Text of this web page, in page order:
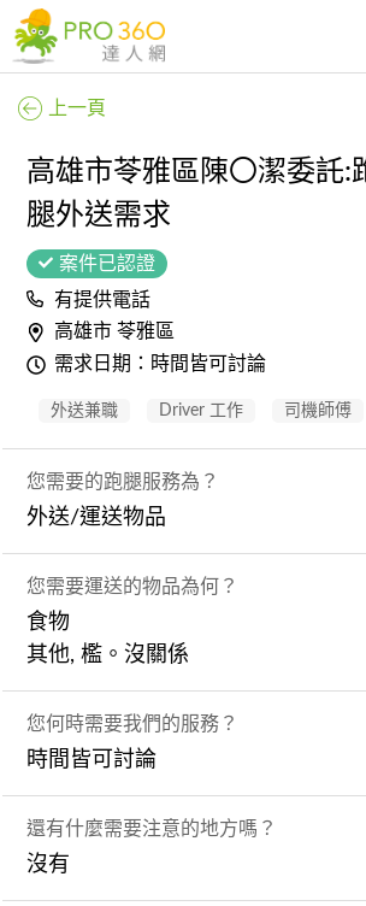
上一頁
高雄市苓雅區陳〇潔委託:
腿外送需求
案件已認證
有提供電話
高雄市 苓雅區
需求日期：時間皆可討論
外送兼職 Driver 工作 司機師傅
您需要的跑腿服務為？
外送/運送物品
您需要運送的物品為何？
食物
其他, 檻。沒關係
您何時需要我們的服務？
時間皆可討論
還有什麼需要注意的地方嗎？
沒有